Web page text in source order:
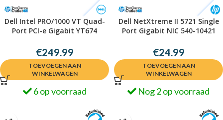
Dell Intel PRO/1000 VT Quad-
Port PCI-e Gigabit YT674
€249.99
TOEVOEGEN AAN
WINKELWAGEN
6 op voorraad
Dell NetXtreme II 5721 Single
Port Gigabit NIC 540-10421
€24.99
TOEVOEGEN AAN
WINKELWAGEN
Nog 2 op voorraad